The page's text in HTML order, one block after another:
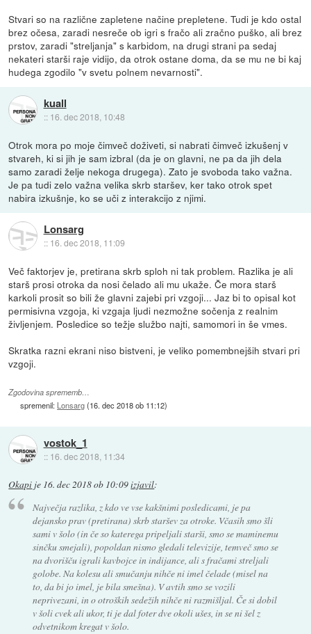
Stvari so na različne zapletene načine prepletene. Tudi je kdo ostal
brez očesa, zaradi nesreče ob igri s fračo ali zračno puško, ali brez
prstov, zaradi "streljanja" s karbidom, na drugi strani pa sedaj
nekateri starši raje vidijo, da otrok ostane doma, da se mu ne bi kaj
hudega zgodilo "v svetu polnem nevarnosti".
kuall
:: 16. dec 2018, 10:48
Otrok mora po moje čimveč doživeti, si nabrati čimveč izkušenj v
stvareh, ki si jih je sam izbral (da je on glavni, ne pa da jih dela
samo zaradi želje nekoga drugega). Zato je svoboda tako važna.
Je pa tudi zelo važna velika skrb staršev, ker tako otrok spet
nabira izkušnje, ko se uči z interakcijo z njimi.
Lonsarg
:: 16. dec 2018, 11:09
Več faktorjev je, pretirana skrb sploh ni tak problem. Razlika je ali
starš prosi otroka da nosi čelado ali mu ukaže. Če mora starš
karkoli prosit so bili že glavni zajebi pri vzgoji... Jaz bi to opisal kot
permisivna vzgoja, ki vzgaja ljudi nezmožne sočenja z realnim
življenjem. Posledice so težje službo najti, samomori in še vmes.
Skratka razni ekrani niso bistveni, je veliko pomembnejših stvari pri
vzgoji.
Zgodovina sprememb…
spremenil: Lonsarg(16. dec 2018 ob 11:12)
vostok_1
:: 16. dec 2018, 11:34
Okapi je 16. dec 2018 ob 10:09izjavil:
Največja razlika, z kdo ve vse kakšnimi posledicami, je pa
dejansko prav (pretirana) skrb staršev za otroke. Včasih smo šli
sami v šolo (in če so katerega pripeljali starši, smo se maminemu
sinčku smejali), popoldan nismo gledali televizije, temveč smo se
na dvorišču igrali kavbojce in indijance, ali s fračami streljali
golobe. Na kolesu ali smučanju nihče ni imel čelade (misel na
to, da bi jo imel, je bila smešna). V avtih smo se vozili
neprivezani, in o otroških sedežih nihče ni razmišljal. Če si dobil
v šoli cvek ali ukor, ti je dal foter dve okoli ušes, in se ni šel z
odvetnikom kregat v šolo.